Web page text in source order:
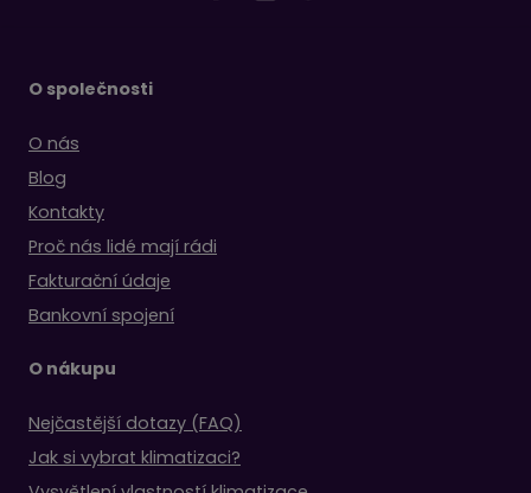
O společnosti
O nás
Blog
Kontakty
Proč nás lidé mají rádi
Fakturační údaje
Bankovní spojení
O nákupu
Nejčastější dotazy (FAQ)
Jak si vybrat klimatizaci?